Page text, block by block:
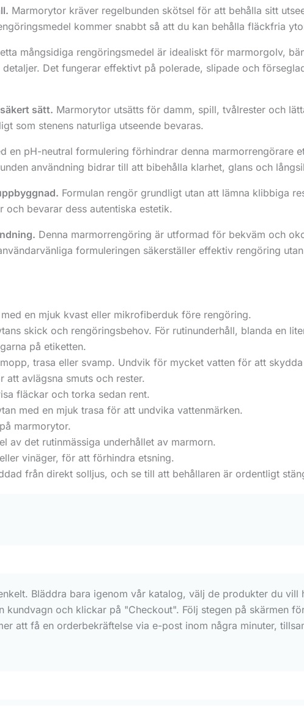
Marmorytor kräver regelbunden skötsel för att behålla sitt
kommer snabbt så att du kan behålla fläckfria
mångsidiga rengöringsmedel är idealiskt för marmorgolv,
Det fungerar effektivt på polerade, slipade och
sätt. Marmorytor utsätts för damm, spill, tvålrester och
som stenens naturliga utseende bevaras.
en pH-neutral formulering förhindrar denna marmorrengörare
användning bidrar till att bibehålla klarhet, glans och
Formulan rengör grundligt utan att lämna klibbiga
bevarar dess autentiska estetik.
Denna marmorrengöring är utformad för bekväm och
formuleringen säkerställer effektiv rengöring
en mjuk kvast eller mikrofiberduk före rengöring.
skick och rengöringsbehov. För rutinunderhåll, blanda en
på etiketten.
trasa eller svamp. Undvik för mycket vatten för att skydda
avlägsna smuts och rester.
fläckar och torka sedan rent.
med en mjuk trasa för att undvika vattenmärken.
marmorytor.
av det rutinmässiga underhållet av marmorn.
vinäger, för att förhindra etsning.
från direkt solljus, och se till att behållaren är ordentligt
Bläddra bara igenom vår katalog, välj de produkter du vill
och klickar på "Checkout". Följ stegen på skärmen
att få en orderbekräftelse via e-post inom några minuter,